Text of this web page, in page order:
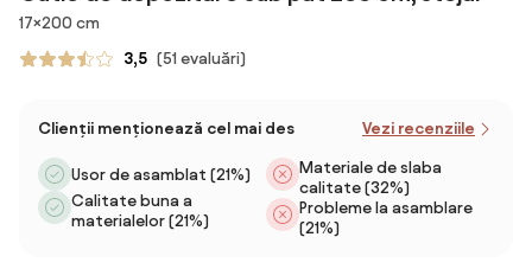
Dimensiuni
17×200 cm
3,5 (51 evaluări)
Clienții menționează cel mai des Vezi recenziile
Usor de asamblat (21%)
Calitate buna a
materialelor (21%)
Materiale de slaba
calitate (32%)
Probleme la asamblare
(21%)